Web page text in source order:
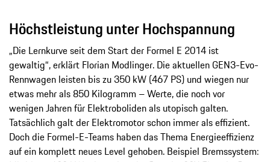
Höchstleistung unter Hochspannung
„Die Lernkurve seit dem Start der Formel E 2014 ist
gewaltig“, erklärt Florian Modlinger. Die aktuellen GEN3-Evo-
Rennwagen leisten bis zu 350 kW (467 PS) und wiegen nur
etwas mehr als 850 Kilogramm – Werte, die noch vor
wenigen Jahren für Elektroboliden als utopisch galten.
Tatsächlich galt der Elektromotor schon immer als effizient.
Doch die Formel-E-Teams haben das Thema Energieeffizienz
auf ein komplett neues Level gehoben. Beispiel Bremssystem: